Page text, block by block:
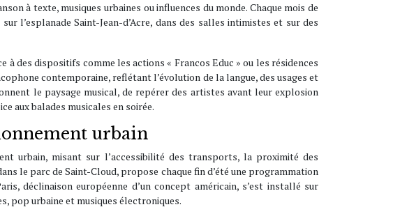
à texte, musiques urbaines ou influences du monde. Chaque mois de
l’esplanade Saint-Jean-d’Acre, dans des salles intimistes et sur des
des dispositifs comme les actions « Francos Educ » ou les résidences
contemporaine, reflétant l’évolution de la langue, des usages et
le paysage musical, de repérer des artistes avant leur explosion
aux balades musicales en soirée.
urbain
urbain, misant sur l’accessibilité des transports, la proximité des
le parc de Saint-Cloud, propose chaque fin d’été une programmation
déclinaison européenne d’un concept américain, s’est installé sur
pop urbaine et musiques électroniques.